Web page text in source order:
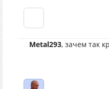
Metal293, зачем так